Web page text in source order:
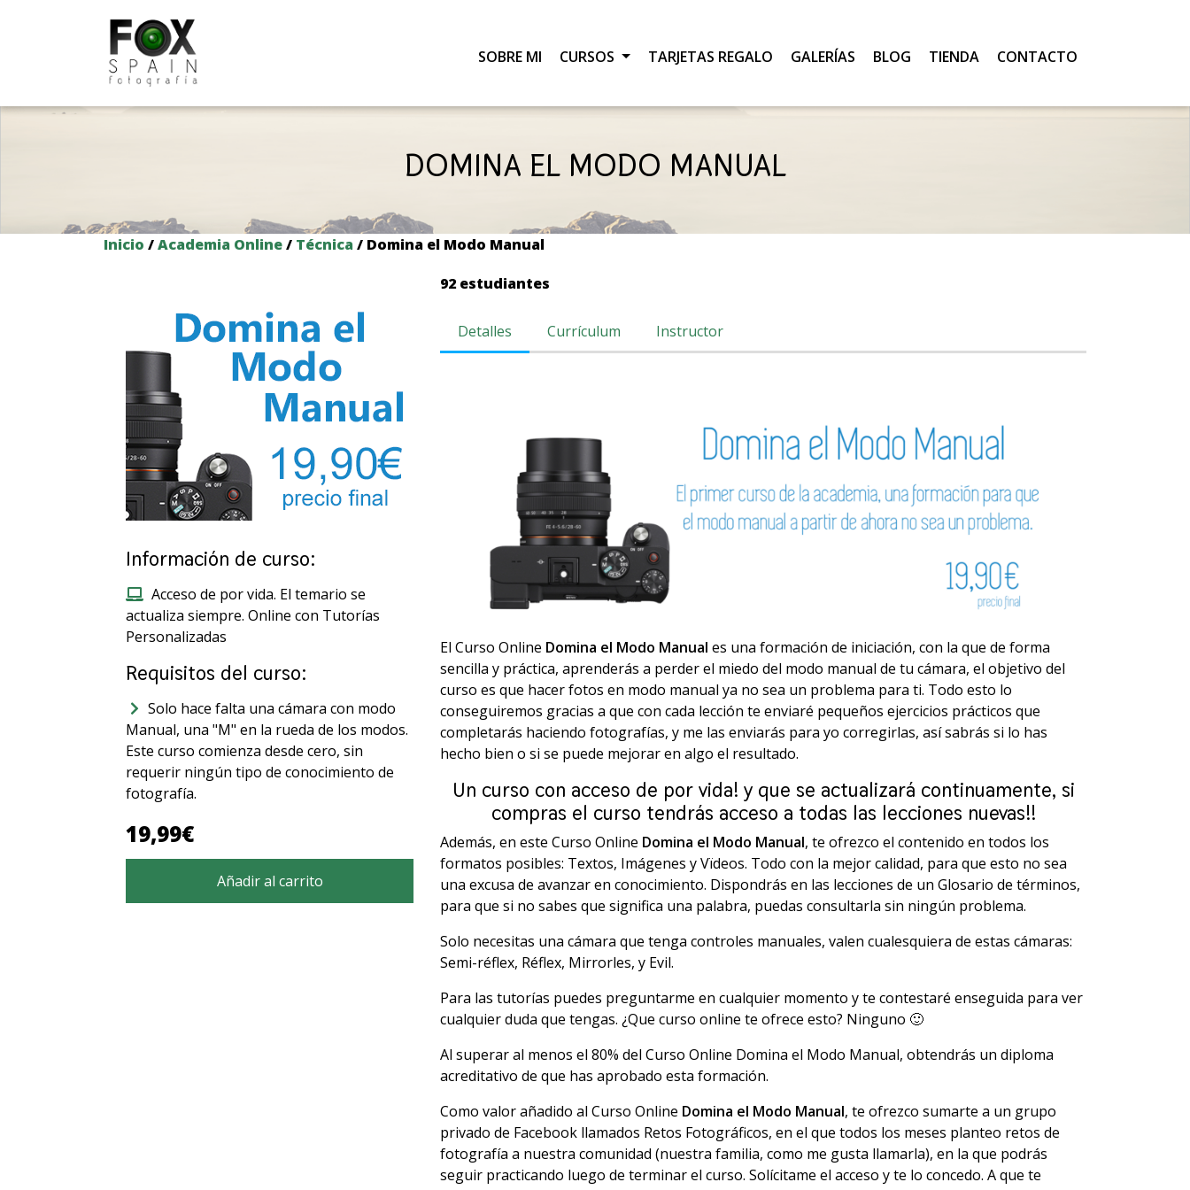
SOBRE MI CURSOS TARJETAS REGALO GALERÍAS BLOG TIENDA CONTACTO
DOMINA EL MODO MANUAL
Inicio /Academia Online/ Técnica / Domina el Modo Manual
Información de curso:
Acceso de por vida. El temario se
actualiza siempre. Online con Tutorías
Personalizadas
Requisitos del curso:
Solo hace falta una cámara con modo
Manual, una "M" en la rueda de los modos.
Este curso comienza desde cero, sin
requerir ningún tipo de conocimiento de
fotografía.
19,99€
Añadir al carrito
92 estudiantes
Detalles Currículum Instructor
El Curso Online Domina el Modo Manual es una formación de iniciación, con la que de forma
sencilla y práctica, aprenderás a perder el miedo del modo manual de tu cámara, el objetivo del
curso es que hacer fotos en modo manual ya no sea un problema para ti. Todo esto lo
conseguiremos gracias a que con cada lección te enviaré pequeños ejercicios prácticos que
completarás haciendo fotografías, y me las enviarás para yo corregirlas, así sabrás si lo has
hecho bien o si se puede mejorar en algo el resultado.
Un curso con acceso de por vida! y que se actualizará continuamente, si
compras el curso tendrás acceso a todas las lecciones nuevas!!
Además, en este Curso Online Domina el Modo Manual, te ofrezco el contenido en todos los
formatos posibles: Textos, Imágenes y Vïdeos. Todo con la mejor calidad, para que esto no sea
una excusa de avanzar en conocimiento. Dispondrás en las lecciones de un Glosario de términos,
para que si no sabes que significa una palabra, puedas consultarla sin ningún problema.
Solo necesitas una cámara que tenga controles manuales, valen cualesquiera de estas cámaras:
Semi-réflex, Réflex, Mirrorles, y Evil.
Para las tutorías puedes preguntarme en cualquier momento y te contestaré enseguida para ver
cualquier duda que tengas. ¿Que curso online te ofrece esto? Ninguno 🙂
Al superar al menos el 80% del Curso Online Domina el Modo Manual, obtendrás un diploma
acreditativo de que has aprobado esta formación.
Como valor añadido al Curso Online Domina el Modo Manual, te ofrezco sumarte a un grupo
privado de Facebook llamados Retos Fotográficos, en el que todos los meses planteo retos de
fotografía a nuestra comunidad (nuestra familia, como me gusta llamarla), en la que podrás
seguir practicando luego de terminar el curso. Solícitame el acceso y te lo concedo. A que te